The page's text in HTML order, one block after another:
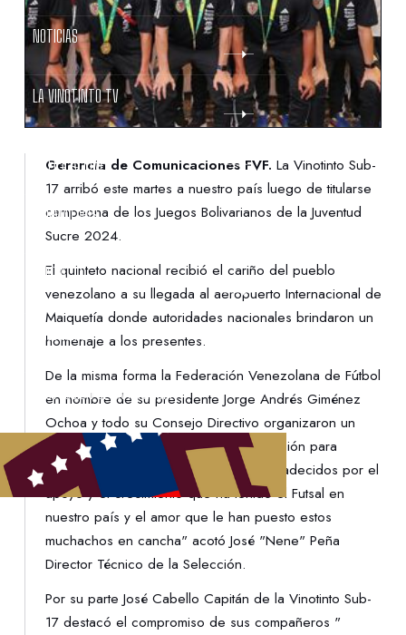
NOTICIAS
LA VINOTINTO TV
NOTIFICACIONES
NORMATIVAS
CONTACTO
DENUNCIAS
PROTECCIÓN DE LA INFANCIA
Gerencia de Comunicaciones FVF.La Vinotinto Sub-
17 arribó este martes a nuestro país luego de titularse
campeona de los Juegos Bolivarianos de la Juventud
Sucre 2024.
El quinteto nacional recibió el cariño del pueblo
venezolano a su llegada al aeropuerto Internacional de
Maiquetía donde autoridades nacionales brindaron un
homenaje a los presentes.
De la misma forma la Federación Venezolana de Fútbol
en nombre de su presidente Jorge Andrés Giménez
Ochoa y todo su Consejo Directivo organizaron un
compartir con los medios de comunicación para
celebrar dicho logro "Estamos muy agradecidos por el
apoyo y el crecimiento que ha tenido el Futsal en
nuestro país y el amor que le han puesto estos
muchachos en cancha" acotó José "Nene" Peña
Director Técnico de la Selección.
Por su parte José Cabello Capitán de la Vinotinto Sub-
17 destacó el compromiso de sus compañeros "